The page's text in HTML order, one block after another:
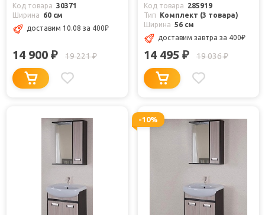
Код товара 30371
Ширина
60 см
доставим 10.08 за 400₽
14 900 ₽ 19 221₽
Код товара
285919
Тип
Комплект (3 товара)
Ширина 56 см
доставим завтра за 400₽
14 495 ₽ 19 036₽
-10%